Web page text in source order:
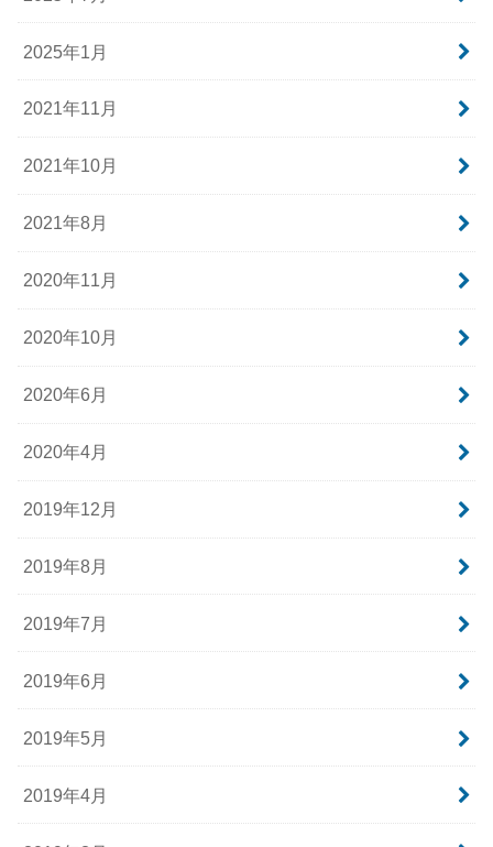
2025年1月
2021年11月
2021年10月
2021年8月
2020年11月
2020年10月
2020年6月
2020年4月
2019年12月
2019年8月
2019年7月
2019年6月
2019年5月
2019年4月